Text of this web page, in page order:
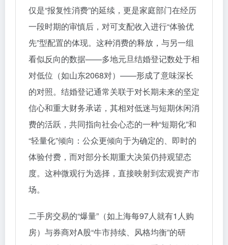
仅是“报复性消费”的延续，更是家庭部门在经历
一段时期的审慎后，对可支配收入进行“体验优
先”型配置的体现。这种消费的释放，与另一组
看似反向的数据——多地元旦结婚登记数处于相
对低位（如山东2068对）——形成了意味深长
的对照。结婚登记通常关联于对长期未来的坚定
信心和重大财务承诺，其相对低迷与短期休闲消
费的活跃，共同指向社会心态的一种“短期化”和
“轻量化”倾向：公众更倾向于为确定的、即时的
体验付费，而对部分长期重大决策仍持观望态
度。这种微观行为选择，直接映射到宏观资产市
场。
二手房交易的“爆量”（如上海每97人就有1人购
房）与券商对A股“牛市持续、风格均衡”的研